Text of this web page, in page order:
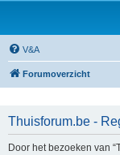
V&A
Forumoverzicht
Thuisforum.be -
Door het bezoeken van